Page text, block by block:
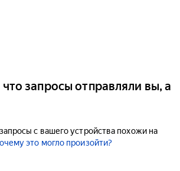
запросы отправляли вы, а
с вашего устройства похожи на
это могло произойти?